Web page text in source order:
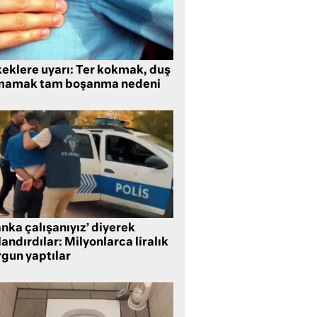
uyarı: Ter kokmak, duş
tam boşanma nedeni
çalışanıyız’ diyerek
Milyonlarca liralık
yaptılar